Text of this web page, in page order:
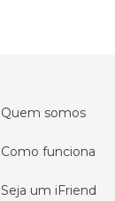
Quem somos
Como funciona
Seja um iFriend